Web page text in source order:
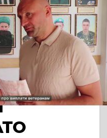
проти
містом